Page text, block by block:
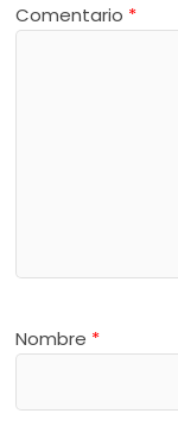
Comentario *
Nombre *